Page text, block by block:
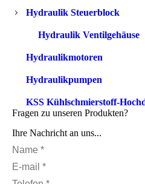
Hydraulik Steuerblock
Hydraulik Ventilgehäuse
Hydraulikmotoren
Hydraulikpumpen
KSS Kühlschmierstoff-
Fragen zu unseren Produkten?
Ihre Nachricht an uns...
Name *
E-mail *